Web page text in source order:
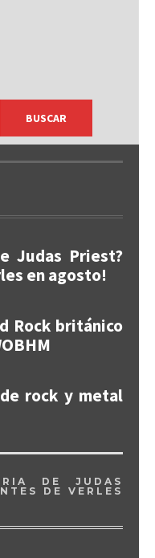
Judas Priest?
en agosto!
Rock británico
rock y metal
DE JUDAS
DE VERLES